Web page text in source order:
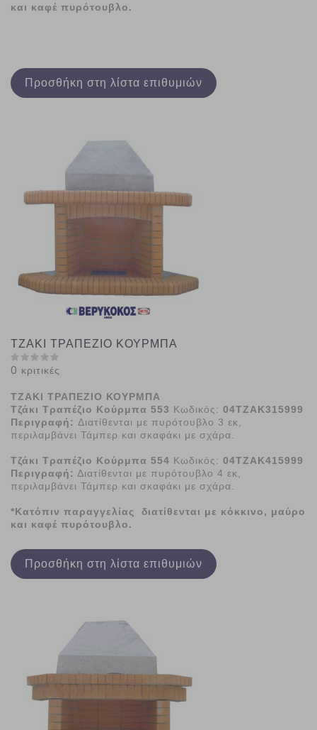
και καφέ πυρότουβλο.
Προσθήκη στη λίστα επιθυμιών
ΤΖΑΚΙ ΤΡΑΠΕΖΙΟ ΚΟΥΡΜΠΑ
0 κριτικές
ΤΖΑΚΙ ΤΡΑΠΕΖΙΟ ΚΟΥΡΜΠΑ
Τζάκι Τραπέζιο Κούρμπα 553 Κωδικός: 04ΤΖΑΚ315999
Περιγραφή: Διατίθενται με πυρότουβλο 3 εκ,
περιλαμβάνει Τάμπερ και σκαφάκι με σχάρα.
Τζάκι Τραπέζιο Κούρμπα 554 Κωδικός: 04ΤΖΑΚ415999
Περιγραφή: Διατίθενται με πυρότουβλο 4 εκ,
περιλαμβάνει Τάμπερ και σκαφάκι με σχάρα.
*Κατόπιν παραγγελίας διατίθενται με κόκκινο, μαύρο
και καφέ πυρότουβλο.
Προσθήκη στη λίστα επιθυμιών